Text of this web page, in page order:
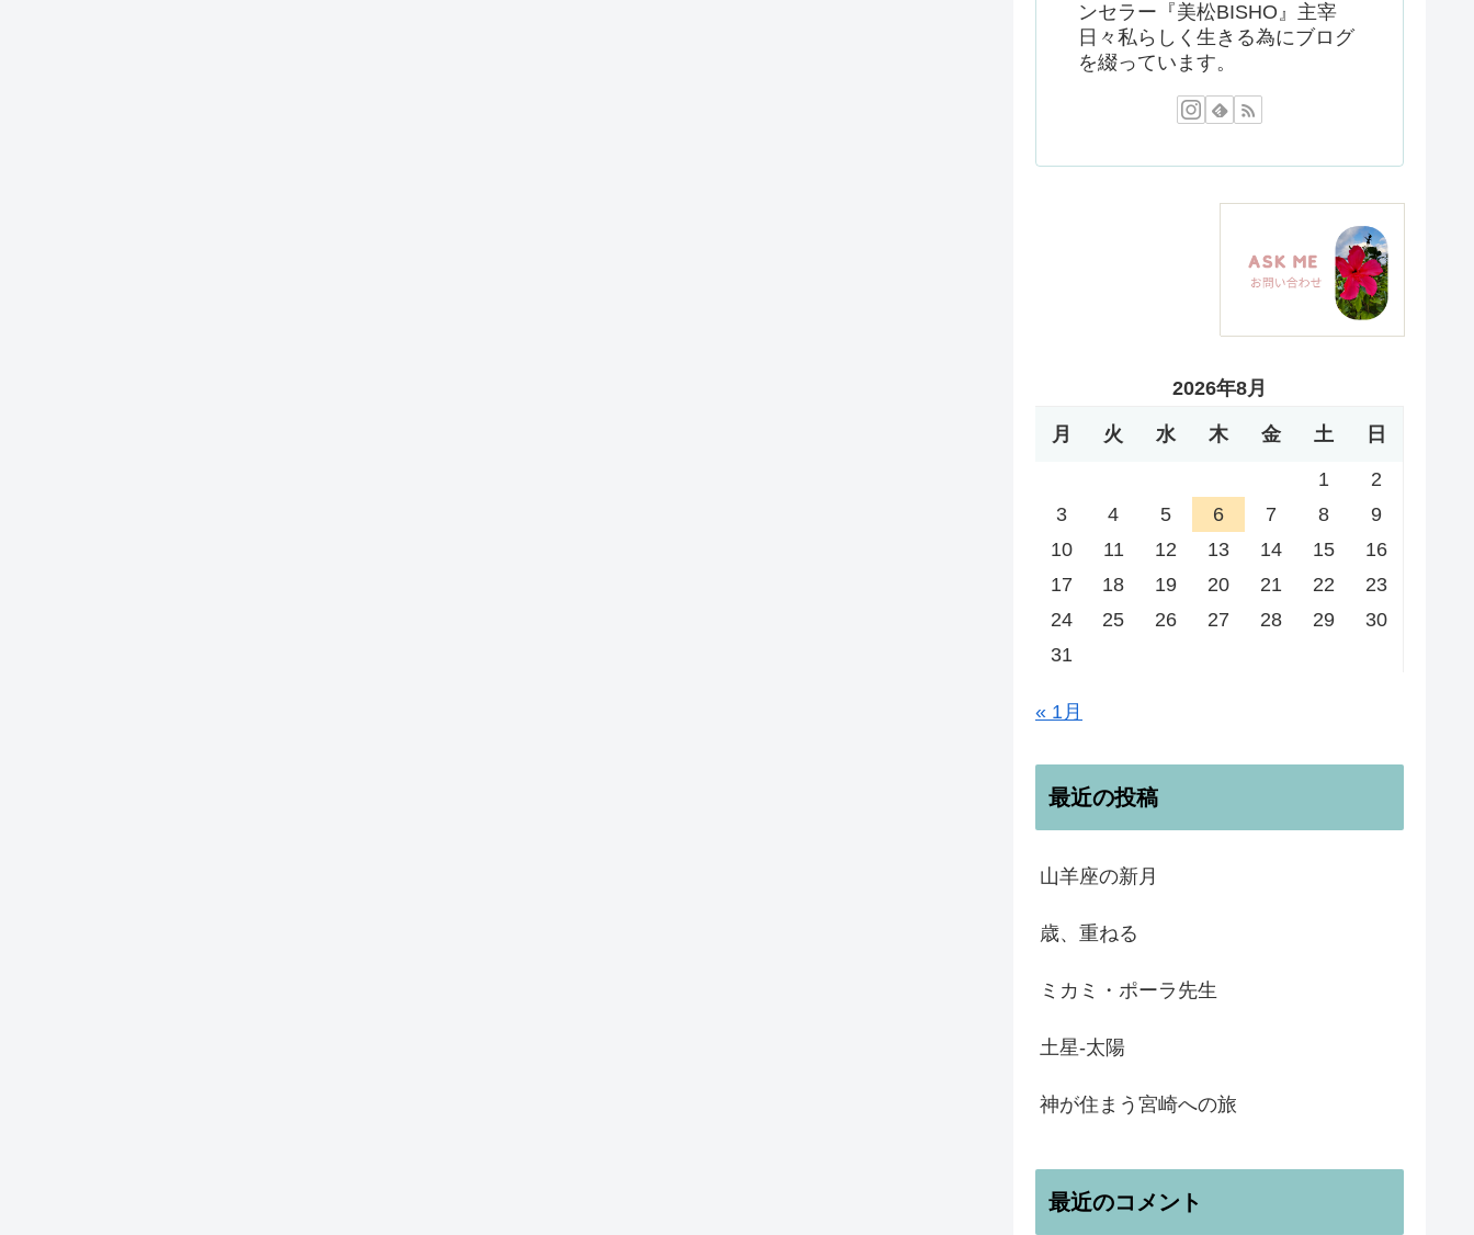
ンセラー『美松BISHO』主宰
日々私らしく生きる為にブログ
を綴っています。
2026年8月
月 火 水 木 金 土 日
1
2
3
4 5 6 7 8
9
10
11 12 13 14 15
16
17
18 19 20 21 22
23
24
25 26 27 28 29
30
31
« 1月
最近の投稿
山羊座の新月
歳、重ねる
ミカミ・ポーラ先生
土星-太陽
神が住まう宮崎への旅
最近のコメント